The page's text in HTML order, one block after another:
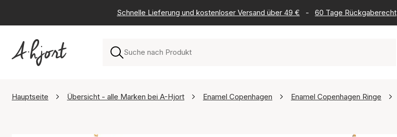
Schnelle Lieferung und kostenloser Versand über 49 € - 60 Tage Rückgaberecht
Hauptseite Übersicht - alle Marken bei A-Hjort Enamel Copenhagen Enamel Copenhagen Ringe